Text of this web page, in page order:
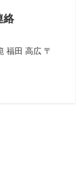
絡
福田 高広 〒